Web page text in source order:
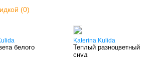
(0)
белого
Katerina Kulida
Теплый разноцветный
снуд